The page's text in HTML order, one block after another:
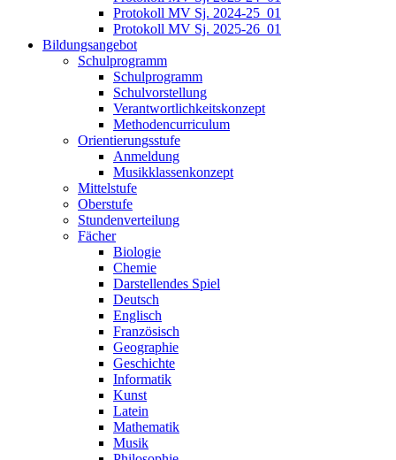
Protokoll MV Sj. 2024-25_01
Protokoll MV Sj. 2025-26_01
Bildungsangebot
Schulprogramm
Schulprogramm
Schulvorstellung
Verantwortlichkeitskonzept
Methodencurriculum
Orientierungsstufe
Anmeldung
Musikklassenkonzept
Mittelstufe
Oberstufe
Stundenverteilung
Fächer
Biologie
Chemie
Darstellendes Spiel
Deutsch
Englisch
Französisch
Geographie
Geschichte
Informatik
Kunst
Latein
Mathematik
Musik